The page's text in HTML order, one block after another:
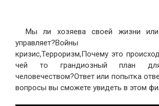
Мы ли хозяева своей жизни
управляет?Войны
кризис,Терроризм,Почему это
чей то грандиозный план для
человечеством?Ответ или попытка
вопросы вы сможете увидеть в этом